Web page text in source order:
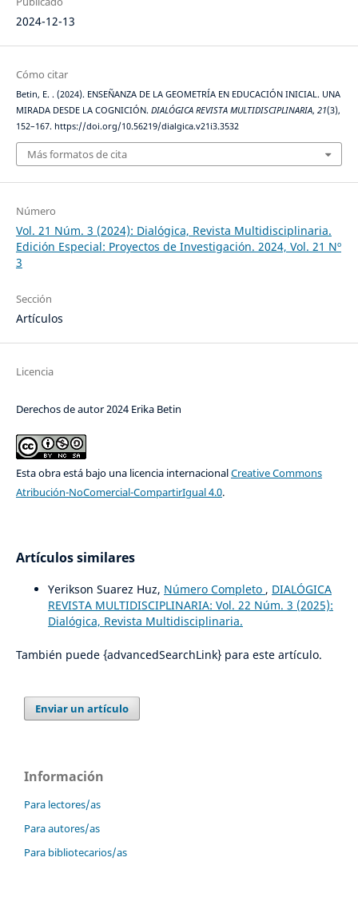
2024-12-13
Cómo citar
Betin, E. . (2024). ENSEÑANZA DE LA GEOMETRÍA EN EDUCACIÓN INICIAL. UNA
MIRADA DESDE LA COGNICIÓN. DIALÓGICA REVISTA MULTIDISCIPLINARIA, 21(3),
152–167. https://doi.org/10.56219/dialgica.v21i3.3532
Más formatos de cita
Número
Vol. 21 Núm. 3 (2024): Dialógica, Revista Multidisciplinaria.
Edición Especial: Proyectos de Investigación. 2024, Vol. 21 Nº
3
Sección
Artículos
Licencia
Derechos de autor 2024 Erika Betin
Esta obra está bajo una licencia internacionalCreative Commons
Atribución-NoComercial-CompartirIgual 4.0.
Artículos similares
Yerikson Suarez Huz, Número Completo , DIALÓGICA
REVISTA MULTIDISCIPLINARIA: Vol. 22 Núm. 3 (2025):
Dialógica, Revista Multidisciplinaria.
También puede {advancedSearchLink} para este artículo.
Enviar un artículo
Información
Para lectores/as
Para autores/as
Para bibliotecarios/as